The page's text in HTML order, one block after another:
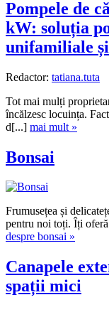
Pompele de
kW: soluția
unifamiliale
Redactor: tatiana.tuta
Tot mai mulți
încălzesc locuința.
d[...] mai mult »
Bonsai
Frumusețea și
pentru noi toți. Îți
despre bonsai »
Canapele
spații mici